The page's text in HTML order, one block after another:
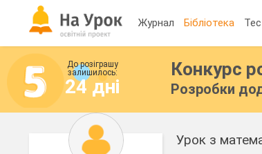
Журнал Бібліотека
До розіграшу
залишилось:
24 дні
Конкурс
Розробки
Урок з